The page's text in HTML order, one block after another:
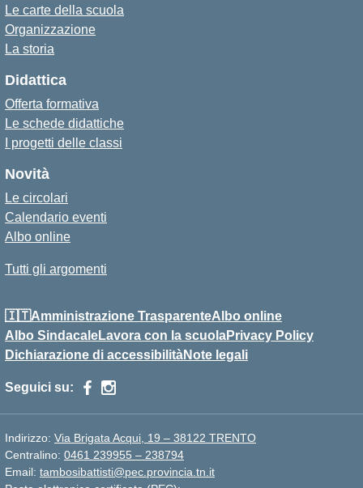
Le carte della scuola
Organizzazione
La storia
Didattica
Offerta formativa
Le schede didattiche
I progetti delle classi
Novità
Le circolari
Calendario eventi
Albo online
Tutti gli argomenti
🇮🇹Amministrazione TrasparenteAlbo online
Albo SindacaleLavora con la scuolaPrivacy Policy
Dichiarazione di accessibilitàNote legali
Seguici su:
Indirizzo: Via Brigata Acqui, 19 – 38122 TRENTO
Centralino: 0461 239955 – 238794
Email: tambosibattisti@pec.provincia.tn.it